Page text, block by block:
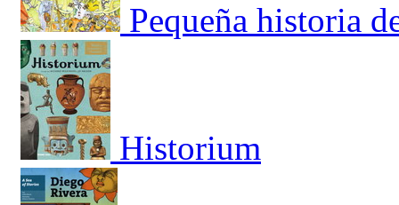
Pequeña historia
Historium